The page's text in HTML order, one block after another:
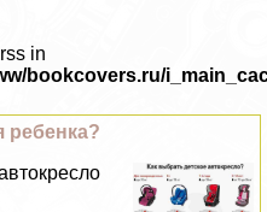
in
bookcovers.ru/
ребенка?